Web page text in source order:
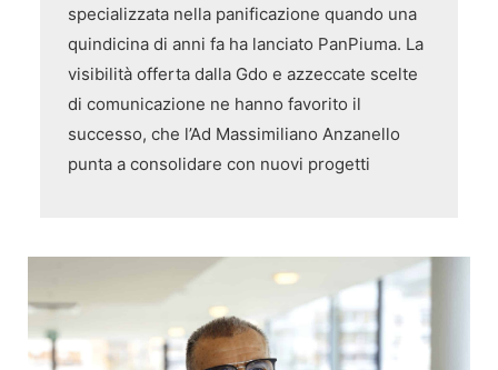
specializzata nella panificazione quando una
quindicina di anni fa ha lanciato PanPiuma. La
visibilità offerta dalla Gdo e azzeccate scelte
di comunicazione ne hanno favorito il
successo, che l’Ad Massimiliano Anzanello
punta a consolidare con nuovi progetti